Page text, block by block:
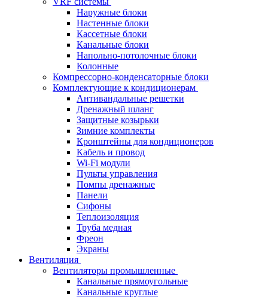
Наружные блоки
Настенные блоки
Кассетные блоки
Канальные блоки
Напольно-потолочные блоки
Колонные
Компрессорно-конденсаторные блоки
Комплектующие к кондиционерам
Антивандальные решетки
Дренажный шланг
Защитные козырьки
Зимние комплекты
Кронштейны для кондиционеров
Кабель и провод
Wi-Fi модули
Пульты управления
Помпы дренажные
Панели
Сифоны
Теплоизоляция
Труба медная
Фреон
Экраны
Вентиляция
Вентиляторы промышленные
Канальные прямоугольные
Канальные круглые